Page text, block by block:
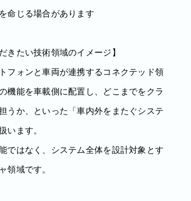
命じる場合があります
きたい技術領域のイメージ】
フォンと車両が連携するコネクテッド領
機能を車載側に配置し、どこまでをクラ
うか、といった「車内外をまたぐシステ
います。
ではなく、システム全体を設計対象とす
領域です。